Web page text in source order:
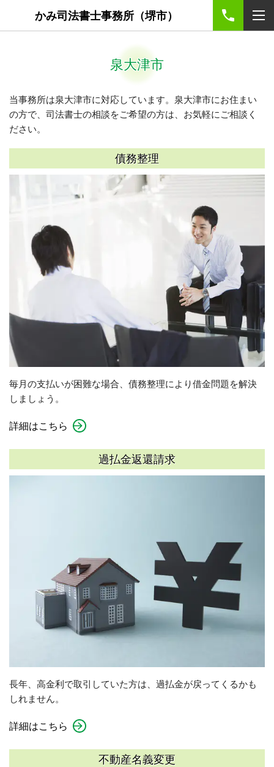
かみ司法書士事務所（堺市）
泉大津市
当事務所は泉大津市に対応しています。泉大津市にお住まい
の方で、司法書士の相談をご希望の方は、お気軽にご相談く
ださい。
債務整理
毎月の支払いが困難な場合、債務整理により借金問題を解決
しましょう。
詳細はこちら
過払金返還請求
長年、高金利で取引していた方は、過払金が戻ってくるかも
しれません。
詳細はこちら
不動産名義変更